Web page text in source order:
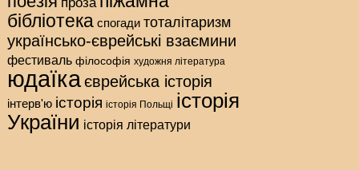
проза
бібліотека спогади тоталітаризм
українсько-єврейські взаємини
фестиваль філософія художня література
юдаїкаєврейська історія
інтерв'ю історія історія Польщі історія
України історія літератури